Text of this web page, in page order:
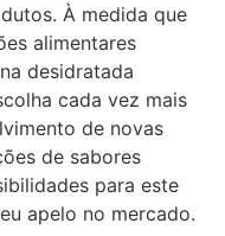
À medida que
alimentares
desidratada
cada vez mais
de novas
de sabores
para este
apelo no mercado.